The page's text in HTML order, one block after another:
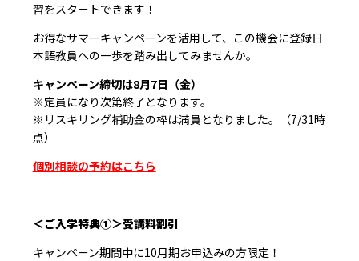
習をスタートできます！
お得なサマーキャンペーンを活用して、この機会に登録日
本語教員への一歩を踏み出してみませんか。
キャンペーン締切は8月7日（金）
※定員になり次第終了となります。
※リスキリング補助金の枠は満員となりました。（7/31時
点）
個別相談の予約はこちら
＜ご入学特典①＞受講料割引
キャンペーン期間中に10月期お申込みの方限定！